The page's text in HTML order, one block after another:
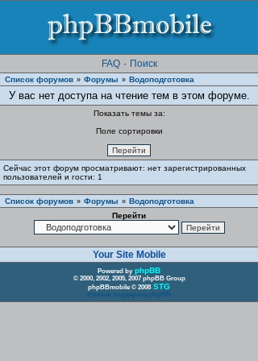
FAQ · Поиск
Список форумов » Форумы » Водоподготовка
У вас нет доступа на чтение тем в этом форуме.
Показать темы за:
Поле сортировки
Сейчас этот форум просматривают: нет зарегистрированных
пользователей и гости: 1
Список форумов » Форумы » Водоподготовка
Перейти
Your Site Mobile
Powered by phpBB
© 2000, 2002, 2005, 2007 phpBB Group
phpBBmobile © 2008 STG
Русская поддержка phpBB